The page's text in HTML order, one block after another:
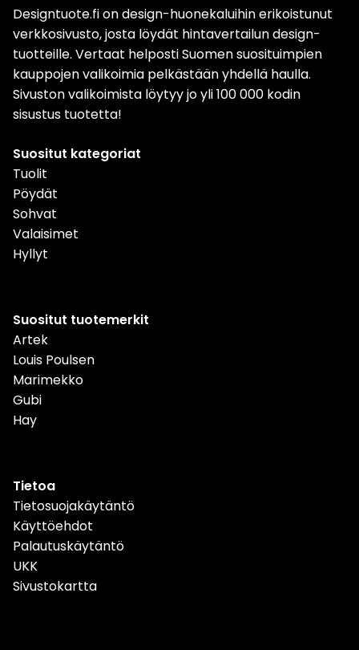
Designtuote.fi on design-huonekaluihin erikoistunut
verkkosivusto, josta löydät hintavertailun design-
tuotteille. Vertaat helposti Suomen suosituimpien
kauppojen valikoimia pelkästään yhdellä haulla.
Sivuston valikoimista löytyy jo yli 100 000 kodin
sisustus tuotetta!
Suositut kategoriat
Tuolit
Pöydät
Sohvat
Valaisimet
Hyllyt
Suositut tuotemerkit
Artek
Louis Poulsen
Marimekko
Gubi
Hay
Tietoa
Tietosuojakäytäntö
Käyttöehdot
Palautuskäytäntö
UKK
Sivustokartta